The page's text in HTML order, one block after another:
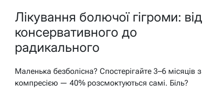
Лікування болючої гігроми: від
консервативного до
радикального
Маленька безболісна? Спостерігайте 3–6 місяців з
компресією — 40% розсмоктуються самі. Біль?